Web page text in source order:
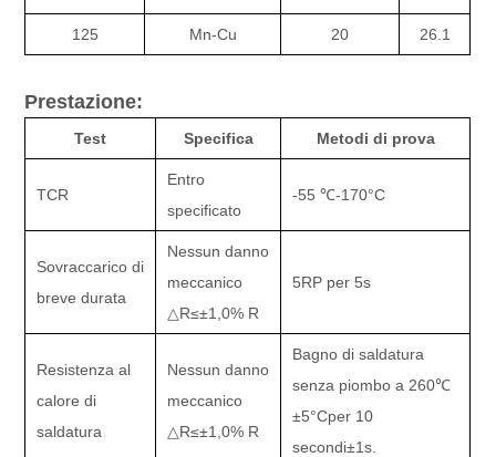
125 Mn-Cu 20 26.1
Prestazione:
Test Specifica Metodi di prova
TCR
Entro
specificato
-55 ℃-170°C
Sovraccarico di
breve durata
Nessun danno
meccanico
△R≤±1,0% R
5RP per 5s
Resistenza al
calore di
saldatura
Nessun danno
meccanico
△R≤±1,0% R
Bagno di saldatura
senza piombo a 260℃
±5°Cper 10
secondi±1s.